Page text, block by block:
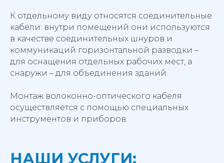
К отдельному виду относятся соединительные
кабели: внутри помещений они используются
в качестве соединительных шнуров и
коммуникаций горизонтальной разводки –
для оснащения отдельных рабочих мест, а
снаружи – для объединения зданий.
Монтаж волоконно-оптического кабеля
осуществляется с помощью специальных
инструментов и приборов.
НАШИ УСЛУГИ: